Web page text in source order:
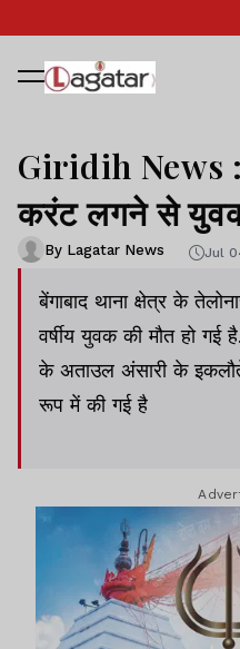
Giridih News :
करंट लगने से
By Lagatar News Jul
बेंगाबाद थाना क्षेत्र के
वर्षीय युवक की मौत हो गई
के अताउल अंसारी के
रूप में की गई है